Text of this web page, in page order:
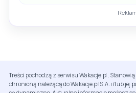
Treści pochodzą z serwisu Wakacje.pl.
chronioną należącą do Wakacje.pl S.A. i/lub jej